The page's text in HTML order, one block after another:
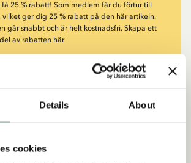
Details About
cookies
25 % rabatt! Som medlem får du förtur till
vilket ger dig 25 % rabatt på den här artikeln.
går snabbt och är helt kostnadsfri. Skapa ett
av rabatten här
strumpor! Gör varje dag till ett äventyr i ett